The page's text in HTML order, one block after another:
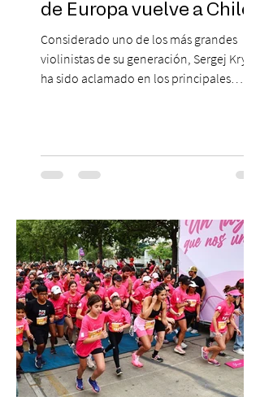
de Europa vuelve a Chile!
Considerado uno de los más grandes
violinistas de su generación, Sergej Krylov
ha sido aclamado en los principales
escenario del Teatro CA660 para
protagonizar una velada extraordinaria
Las Cuatro Estaciones de Antonio Vivaldi y
Las Cuatro Estaciones Porteñas de Astor
Piazzolla. Déja